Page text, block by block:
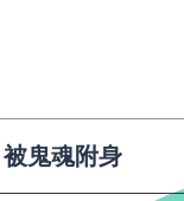
被鬼魂附身